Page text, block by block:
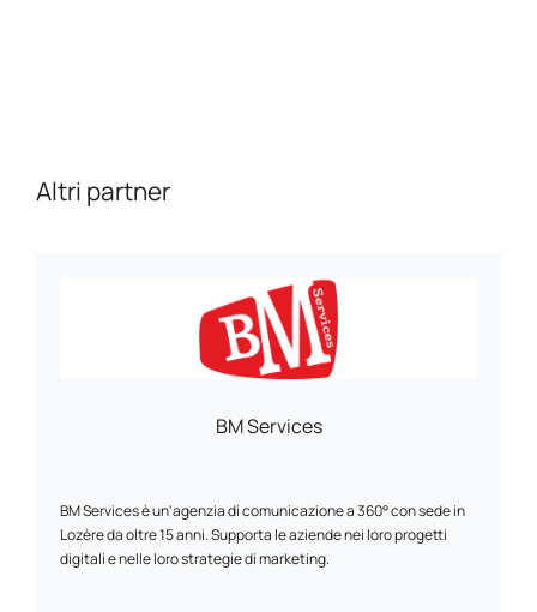
Altri partner
BM Services
BM Services è un'agenzia di comunicazione a 360° con sede in
Lozère da oltre 15 anni. Supporta le aziende nei loro progetti
digitali e nelle loro strategie di marketing.